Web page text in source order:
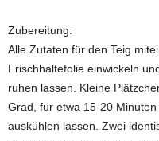
Zubereitung:
Alle Zutaten für den Teig
Frischhaltefolie einwickeln
ruhen lassen. Kleine
Grad, für etwa 15-20
auskühlen lassen. Zwei